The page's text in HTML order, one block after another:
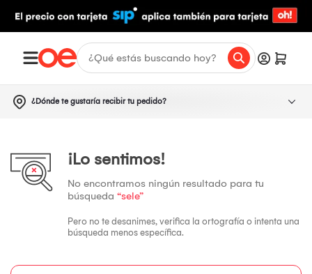
¿Dónde te gustaría recibir tu pedido?
¡Lo sentimos!
No encontramos ningún resultado para tu
búsqueda “sele”
Pero no te desanimes, verifica la ortografía o intenta una
búsqueda menos específica.